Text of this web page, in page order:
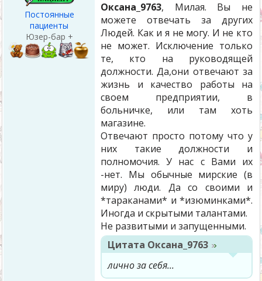
Постоянные
пациенты
Юзер-бар +
Оксана_9763, Милая. Вы не
можете отвечать за других
Людей. Как и я не могу. И не кто
не может. Исключение только
те, кто на руководящей
должности. Да,они отвечают за
жизнь и качество работы на
своем предприятии, в
больничке, или там хоть
магазине.
Отвечают просто потому что у
них такие должности и
полномочия. У нас с Вами их
-нет. Мы обычные мирские (в
миру) люди. Да со своими и
*тараканами* и *изюминками*.
Иногда и скрытыми талантами.
Не развитыми и запущенными.
Цитата Оксана_9763
лично за себя...